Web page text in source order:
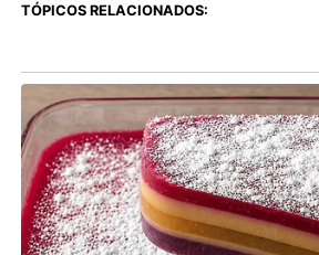
TÓPICOS RELACIONADOS: